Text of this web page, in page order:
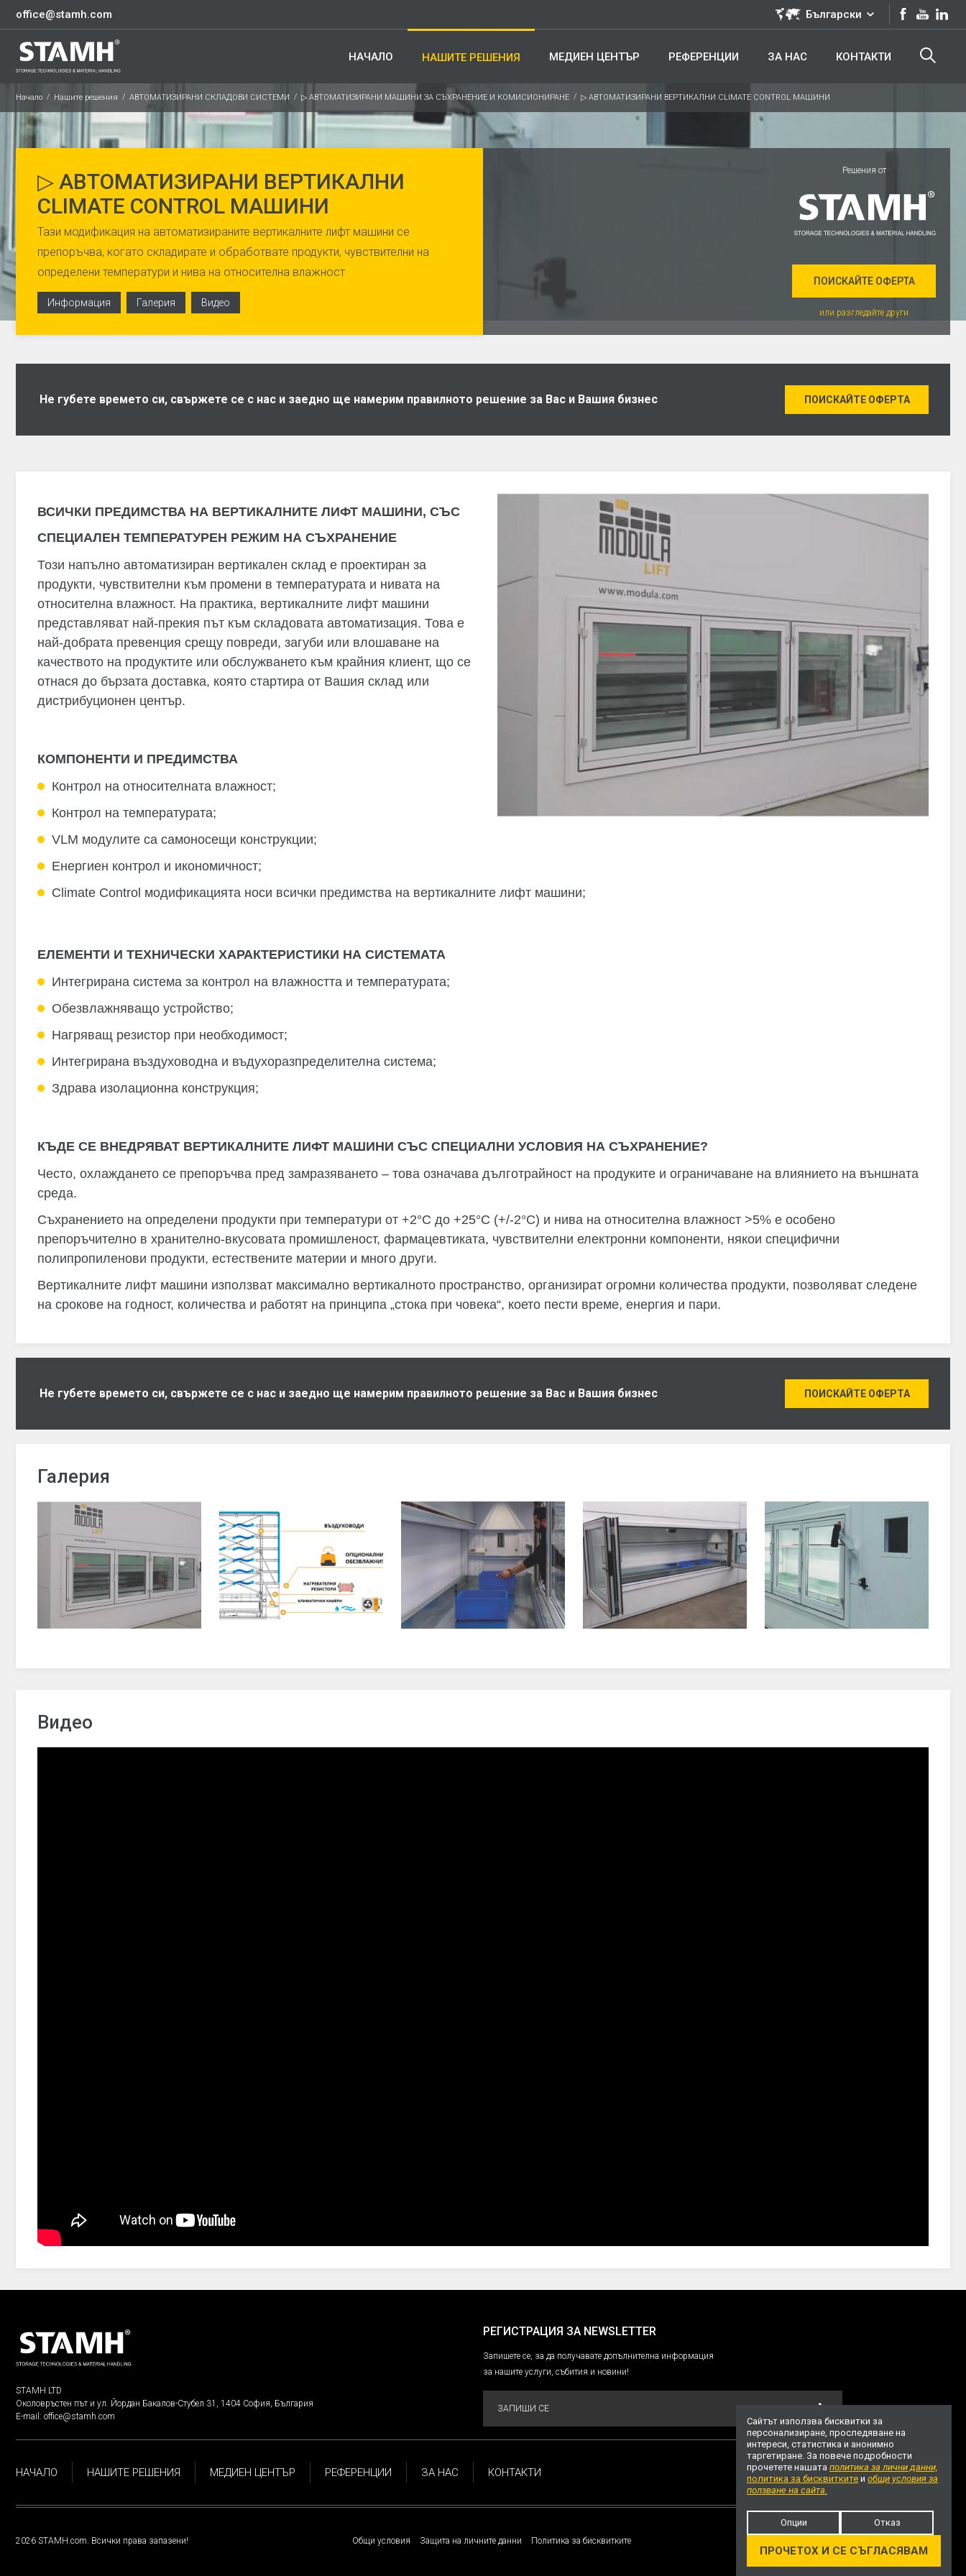
office@stamh.com Български
НАЧАЛО НАШИТЕ РЕШЕНИЯ МЕДИЕН ЦЕНТЪР РЕФЕРЕНЦИИ ЗА НАС КОНТАКТИ
Начало Нашите решения АВТОМАТИЗИРАНИ СКЛАДОВИ СИСТЕМИ ▷ АВТОМАТИЗИРАНИ МАШИНИ ЗА СЪХРАНЕНИЕ И КОМИСИОНИРАНЕ ▷ АВТОМАТИЗИРАНИ ВЕРТИКАЛНИ CLIMATE CONTROL МАШИНИ
▷ АВТОМАТИЗИРАНИ ВЕРТИКАЛНИ
CLIMATE CONTROL МАШИНИ
Тази модификация на автоматизираните вертикалните лифт машини се
препоръчва, когато складирате и обработвате продукти, чувствителни на
определени температури и нива на относителна влажност
Информация Галерия Видео
Решения от
ПОИСКАЙТЕ ОФЕРТА
или разгледайте други
Не губете времето си, свържете се с нас и заедно ще намерим правилното решение за Вас и Вашия бизнес ПОИСКАЙТЕ ОФЕРТА
ВСИЧКИ ПРЕДИМСТВА НА ВЕРТИКАЛНИТЕ ЛИФТ МАШИНИ, СЪС
СПЕЦИАЛЕН ТЕМПЕРАТУРЕН РЕЖИМ НА СЪХРАНЕНИЕ
Този напълно автоматизиран вертикален склад е проектиран за
продукти, чувствителни към промени в температурата и нивата на
относителна влажност. На практика, вертикалните лифт машини
представляват най-прекия път към складовата автоматизация. Това е
най-добрата превенция срещу повреди, загуби или влошаване на
качеството на продуктите или обслужването към крайния клиент, що се
отнася до бързата доставка, която стартира от Вашия склад или
дистрибуционен център.
КОМПОНЕНТИ И ПРЕДИМСТВА
Контрол на относителната влажност;
Контрол на температурата;
VLM модулите са самоносещи конструкции;
Енергиен контрол и икономичност;
Climate Control модификацията носи всички предимства на вертикалните лифт машини;
ЕЛЕМЕНТИ И ТЕХНИЧЕСКИ ХАРАКТЕРИСТИКИ НА СИСТЕМАТА
Интегрирана система за контрол на влажността и температурата;
Обезвлажняващо устройство;
Нагряващ резистор при необходимост;
Интегрирана въздуховодна и въдухоразпределителна система;
Здрава изолационна конструкция;
КЪДЕ СЕ ВНЕДРЯВАТ ВЕРТИКАЛНИТЕ ЛИФТ МАШИНИ СЪС СПЕЦИАЛНИ УСЛОВИЯ НА СЪХРАНЕНИЕ?
Често, охлаждането се препоръчва пред замразяването – това означава дълготрайност на продуките и ограничаване на влиянието на външната
среда.
Съхранението на определени продукти при температури от +2°C до +25°C (+/-2°C) и нива на относителна влажност >5% е особено
препоръчително в хранително-вкусовата промишленост, фармацевтиката, чувствителни електронни компоненти, някои специфични
полипропиленови продукти, естествените материи и много други.
Вертикалните лифт машини използват максимално вертикалното пространство, организират огромни количества продукти, позволяват следене
на срокове на годност, количества и работят на принципа „стока при човека“, което пести време, енергия и пари.
Не губете времето си, свържете се с нас и заедно ще намерим правилното решение за Вас и Вашия бизнес ПОИСКАЙТЕ ОФЕРТА
Галерия
Видео
STAMH LTD
Околовръстен път и ул. Йордан Бакалов-Стубел 31, 1404 София, България
E-mail: office@stamh.com
РЕГИСТРАЦИЯ ЗА NEWSLETTER
Запишете се, за да получавате допълнителнa информация
за нашите услуги, събития и новини!
ЗАПИШИ СЕ
НАЧАЛО НАШИТЕ РЕШЕНИЯ МЕДИЕН ЦЕНТЪР РЕФЕРЕНЦИИ ЗА НАС КОНТАКТИ
НАГОРЕ
2026 STAMH.com. Всички права запазени! Общи условия Защита на личните данни Политика за бисквитките
Сайтът използва бисквитки за
персонализиране, проследяване на
интереси, статистика и анонимно
таргетиране. За повече подробности
прочетете нашата политика за лични данни,
политика за бисквитките и общи условия за
ползване на сайта.
Опции Отказ
ПРОЧЕТОХ И СЕ СЪГЛАСЯВАМ